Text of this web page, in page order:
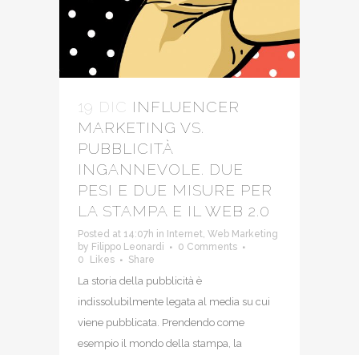
19 DIC INFLUENCER
MARKETING VS.
PUBBLICITÀ
INGANNEVOLE. DUE
PESI E DUE MISURE PER
LA STAMPA E IL WEB 2.0
Posted at 14:07h in Internet, Web Marketing
by Filippo Leonardi
0 Comments
0
Likes Share
La storia della pubblicità è
indissolubilmente legata al media su cui
viene pubblicata. Prendendo come
esempio il mondo della stampa, la